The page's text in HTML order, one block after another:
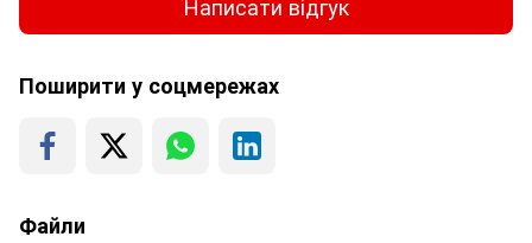
Поширити у соцмережах
Файли